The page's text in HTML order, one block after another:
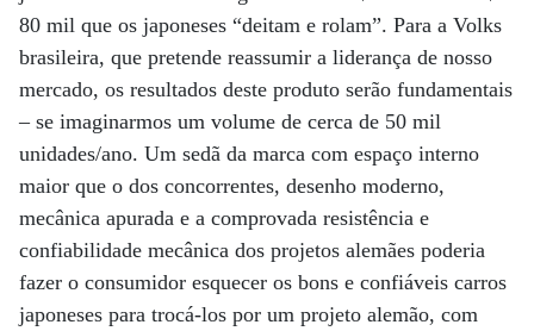
80 mil que os japoneses “deitam e rolam”. Para a Volks
brasileira, que pretende reassumir a liderança de nosso
mercado, os resultados deste produto serão fundamentais
– se imaginarmos um volume de cerca de 50 mil
unidades/ano. Um sedã da marca com espaço interno
maior que o dos concorrentes, desenho moderno,
mecânica apurada e a comprovada resistência e
confiabilidade mecânica dos projetos alemães poderia
fazer o consumidor esquecer os bons e confiáveis carros
japoneses para trocá-los por um projeto alemão, com